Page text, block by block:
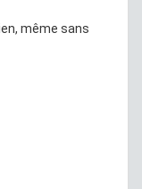
même sans